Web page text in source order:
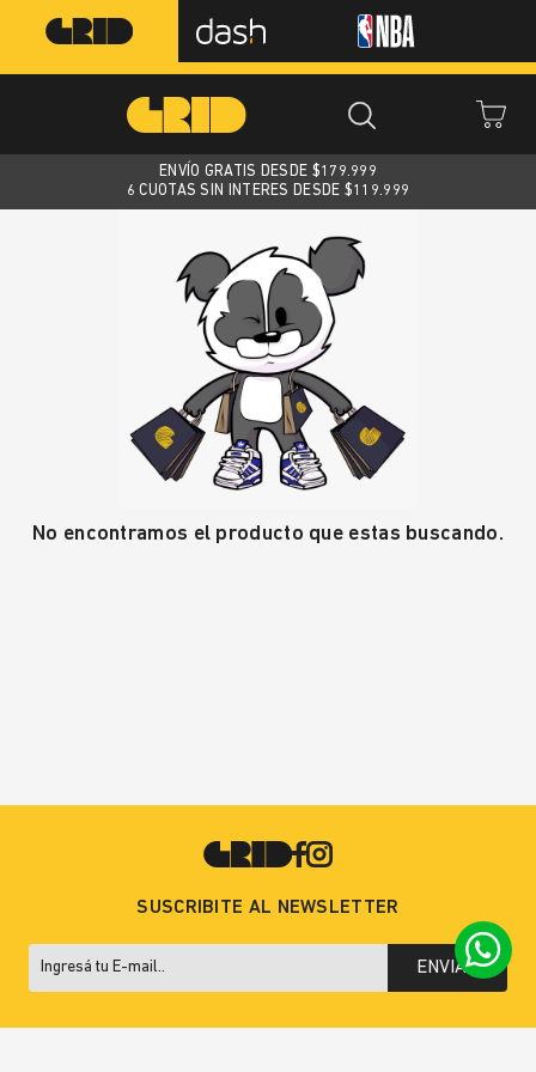
ENVÍO GRATIS DESDE $179.999
6 CUOTAS SIN INTERES DESDE $119.999
No encontramos el producto que estas buscando.
SUSCRIBITE AL NEWSLETTER
ENVIAR